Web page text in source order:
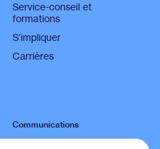
Service-conseil et
formations
S’impliquer
Carrières
Communications
Publications